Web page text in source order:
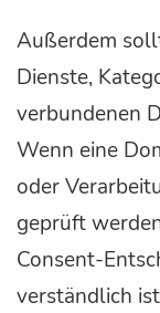
Außerdem
Dienste,
verbundenen
Wenn eine
oder
geprüft
Consent-
verständlich